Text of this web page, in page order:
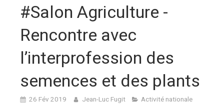
#Salon Agriculture -
Rencontre avec
l’interprofession des
semences et des plants
26 Fév 2019 Jean-Luc Fugit Activité nationale